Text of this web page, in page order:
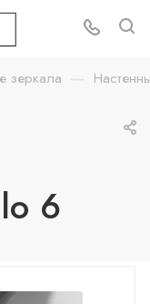
зеркала —
6